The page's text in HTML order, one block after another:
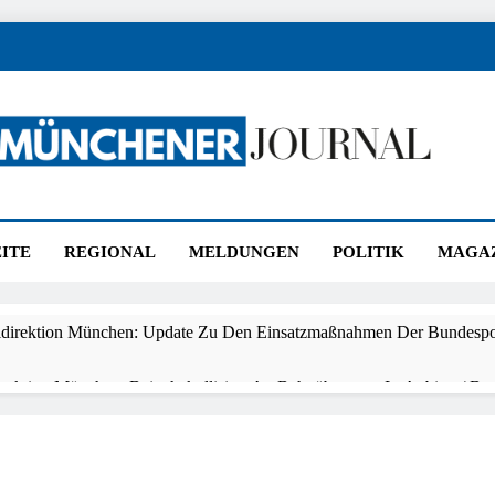
REGIONAL MELDUNGEN POLITIK
München: Update Zu Den Einsatzmaßnahmen Der
München: Beinahekollision An Bahnübergang In Aubing /
München: Couragierte Zeugen Halten Tatverdächtigen Fest /